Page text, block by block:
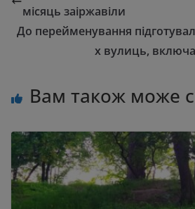
місяць заіржавіли
До перейменування
х вулиць,
Вам також може